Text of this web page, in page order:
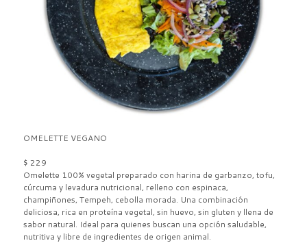
OMELETTE VEGANO
$ 229
Omelette 100% vegetal preparado con harina de garbanzo, tofu,
cúrcuma y levadura nutricional, relleno con espinaca,
champiñones, Tempeh, cebolla morada. Una combinación
deliciosa, rica en proteína vegetal, sin huevo, sin gluten y llena de
sabor natural. Ideal para quienes buscan una opción saludable,
nutritiva y libre de ingredientes de origen animal.